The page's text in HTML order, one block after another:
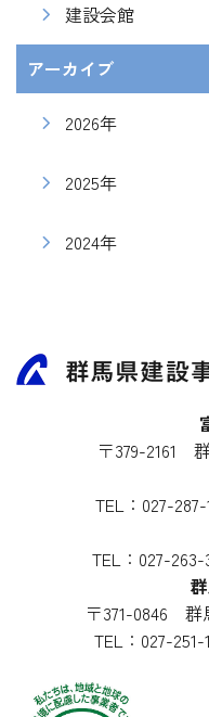
建設会館
アーカイブ
2026年
2025年
2024年
〒379-2161
TEL： 027-
TEL： 027-263-
〒371-0846 群
TEL： 027-251-